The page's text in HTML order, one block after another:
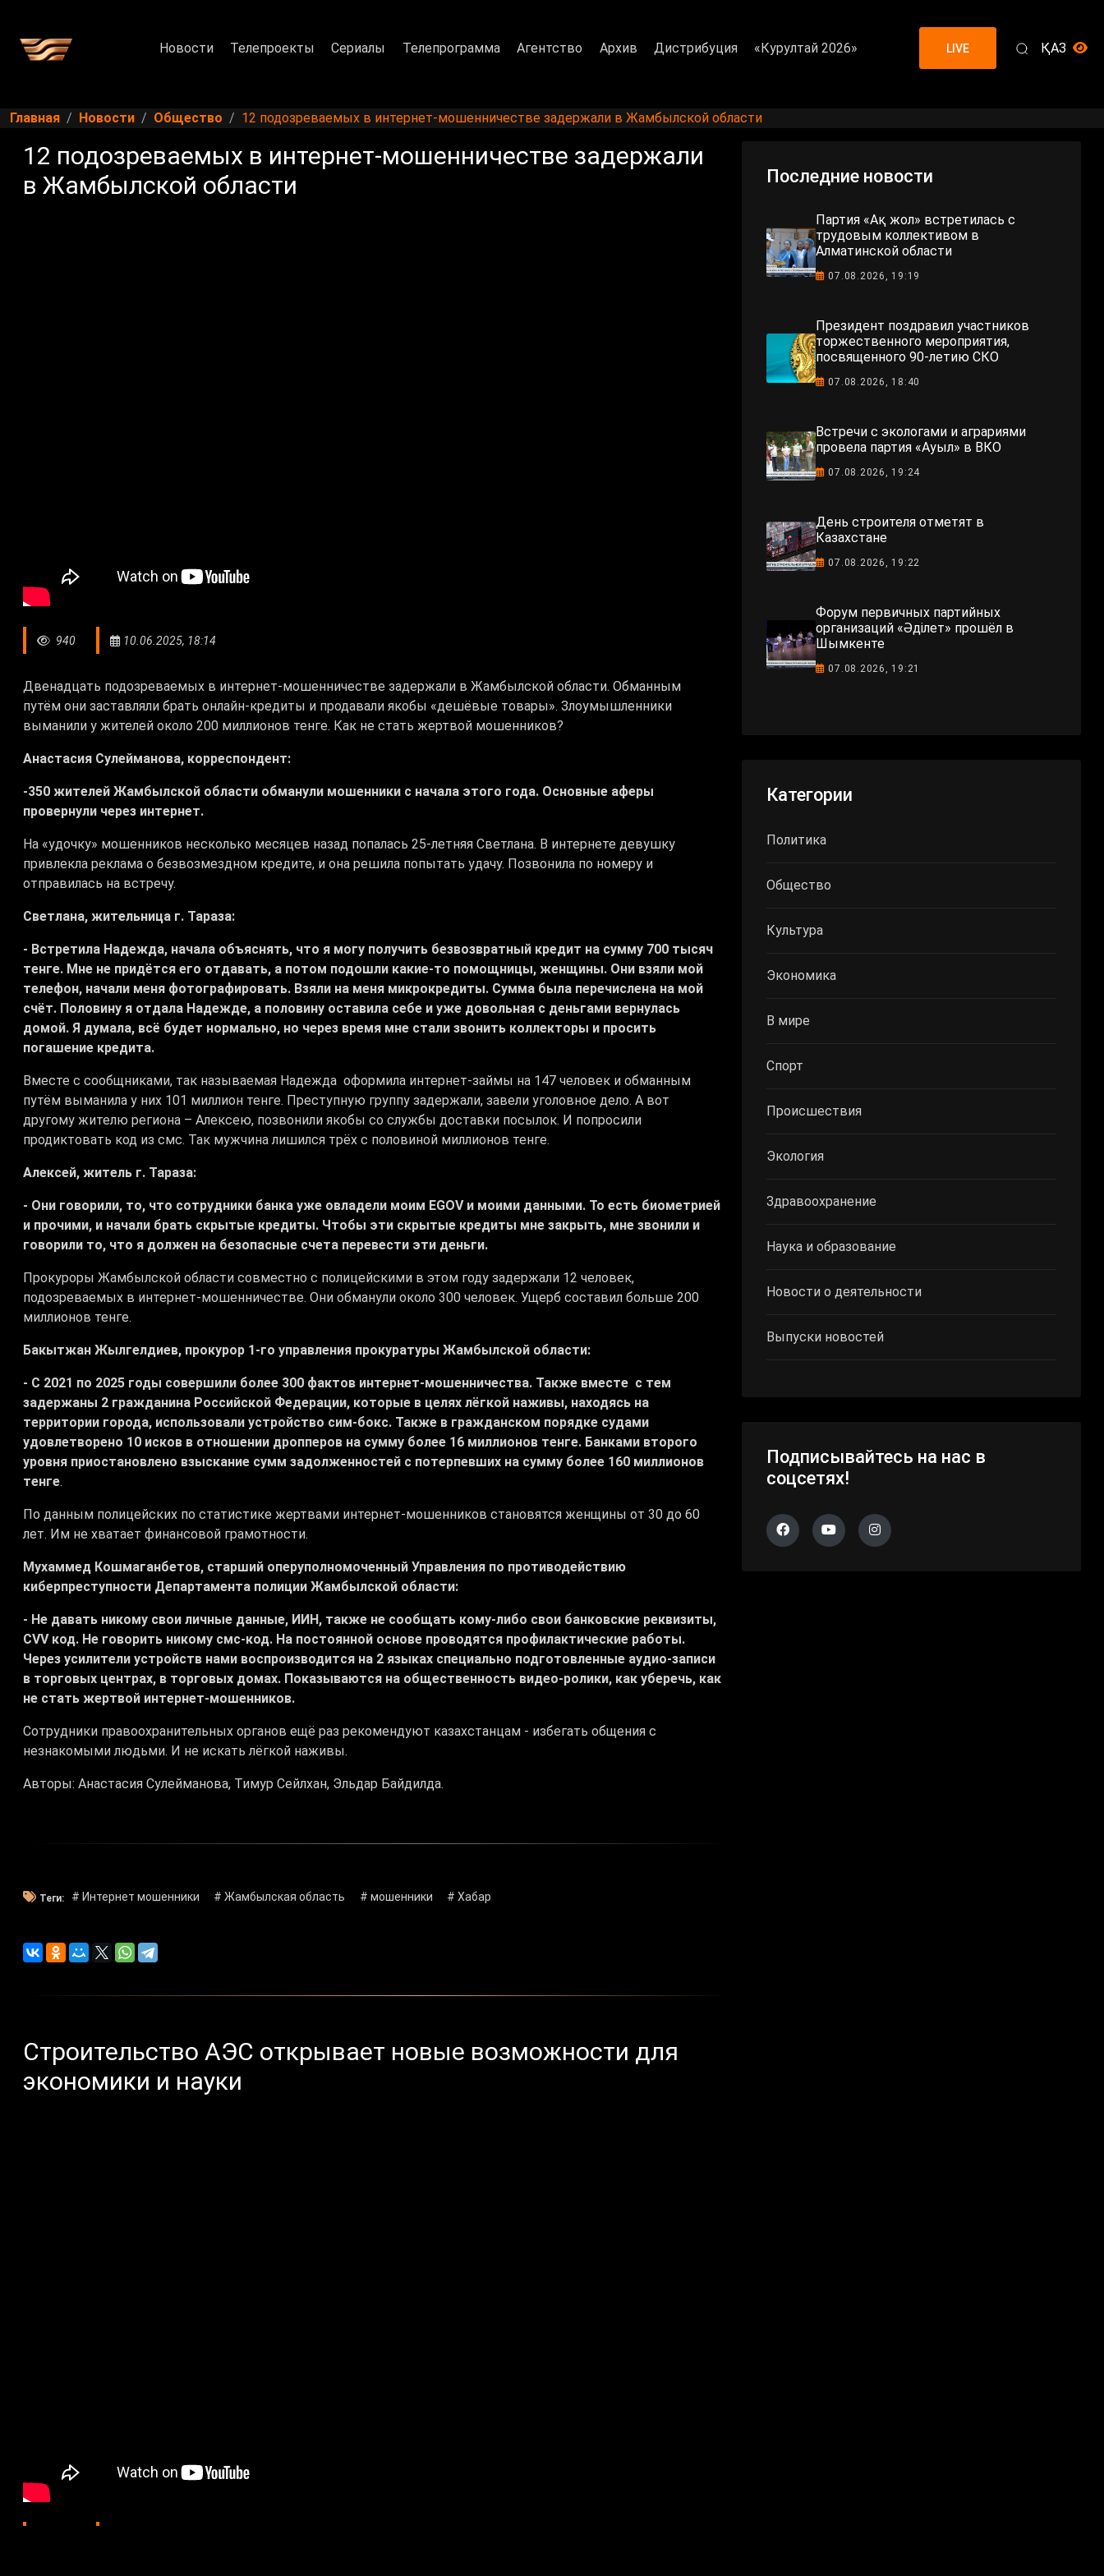
Новости Телепроекты Сериалы Телепрограмма Агентство Архив Дистрибуция «Курултай 2026» LIVE ҚАЗ
Главная Новости Общество 12 подозреваемых в интернет-мошенничестве задержали в Жамбылской области
12 подозреваемых в интернет-мошенничестве задержали
в Жамбылской области
940 10.06.2025, 18:14
Двенадцать подозреваемых в интернет-мошенничестве задержали в Жамбылской области. Обманным
путём они заставляли брать онлайн-кредиты и продавали якобы «дешёвые товары». Злоумышленники
выманили у жителей около 200 миллионов тенге. Как не стать жертвой мошенников?
Анастасия Сулейманова, корреспондент:
-350 жителей Жамбылской области обманули мошенники с начала этого года. Основные аферы
провернули через интернет.
На «удочку» мошенников несколько месяцев назад попалась 25-летняя Светлана. В интернете девушку
привлекла реклама о безвозмездном кредите, и она решила попытать удачу. Позвонила по номеру и
отправилась на встречу.
Светлана, жительница г. Тараза:
- Встретила Надежда, начала объяснять, что я могу получить безвозвратный кредит на сумму 700 тысяч
тенге. Мне не придётся его отдавать, а потом подошли какие-то помощницы, женщины. Они взяли мой
телефон, начали меня фотографировать. Взяли на меня микрокредиты. Сумма была перечислена на мой
счёт. Половину я отдала Надежде, а половину оставила себе и уже довольная с деньгами вернулась
домой. Я думала, всё будет нормально, но через время мне стали звонить коллекторы и просить
погашение кредита.
Вместе с сообщниками, так называемая Надежда оформила интернет-займы на 147 человек и обманным
путём выманила у них 101 миллион тенге. Преступную группу задержали, завели уголовное дело. А вот
другому жителю региона – Алексею, позвонили якобы со службы доставки посылок. И попросили
продиктовать код из смс. Так мужчина лишился трёх с половиной миллионов тенге.
Алексей, житель г. Тараза:
- Они говорили, то, что сотрудники банка уже овладели моим EGOV и моими данными. То есть биометрией
и прочими, и начали брать скрытые кредиты. Чтобы эти скрытые кредиты мне закрыть, мне звонили и
говорили то, что я должен на безопасные счета перевести эти деньги.
Прокуроры Жамбылской области совместно с полицейскими в этом году задержали 12 человек,
подозреваемых в интернет-мошенничестве. Они обманули около 300 человек. Ущерб составил больше 200
миллионов тенге.
Бакытжан Жылгелдиев, прокурор 1-го управления прокуратуры Жамбылской области:
- С 2021 по 2025 годы совершили более 300 фактов интернет-мошенничества. Также вместе с тем
задержаны 2 гражданина Российской Федерации, которые в целях лёгкой наживы, находясь на
территории города, использовали устройство сим-бокс. Также в гражданском порядке судами
удовлетворено 10 исков в отношении дропперов на сумму более 16 миллионов тенге. Банками второго
уровня приостановлено взыскание сумм задолженностей с потерпевших на сумму более 160 миллионов
тенге.
По данным полицейских по статистике жертвами интернет-мошенников становятся женщины от 30 до 60
лет. Им не хватает финансовой грамотности.
Мухаммед Кошмаганбетов, старший оперуполномоченный Управления по противодействию
киберпреступности Департамента полиции Жамбылской области:
- Не давать никому свои личные данные, ИИН, также не сообщать кому-либо свои банковские реквизиты,
CVV код. Не говорить никому смс-код. На постоянной основе проводятся профилактические работы.
Через усилители устройств нами воспроизводится на 2 языках специально подготовленные аудио-записи
в торговых центрах, в торговых домах. Показываются на общественность видео-ролики, как уберечь, как
не стать жертвой интернет-мошенников.
Сотрудники правоохранительных органов ещё раз рекомендуют казахстанцам - избегать общения с
незнакомыми людьми. И не искать лёгкой наживы.
Авторы: Анастасия Сулейманова, Тимур Сейлхан, Эльдар Байдилда.
Теги: # Интернет мошенники # Жамбылская область # мошенники # Хабар
Строительство АЭС открывает новые возможности для
экономики и науки
Последние новости
Партия «Ақ жол» встретилась с
трудовым коллективом в
Алматинской области
07.08.2026, 19:19
Президент поздравил участников
торжественного мероприятия,
посвященного 90-летию СКО
07.08.2026, 18:40
Встречи с экологами и аграриями
провела партия «Ауыл» в ВКО
07.08.2026, 19:24
День строителя отметят в
Казахстане
07.08.2026, 19:22
Форум первичных партийных
организаций «Әділет» прошёл в
Шымкенте
07.08.2026, 19:21
Категории
Политика
Общество
Культура
Экономика
В мире
Спорт
Происшествия
Экология
Здравоохранение
Наука и образование
Новости о деятельности
Выпуски новостей
Подписывайтесь на нас в
соцсетях!